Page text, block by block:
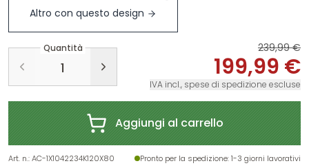
Altro con questo design
Quantità 239,99 €
199,99 €
IVA incl., spese di spedizione escluse
Aggiungi al carrello
Art. n.:AC-1X1042234K120X80 Pronto per la spedizione: 1-3 giorni lavorativi